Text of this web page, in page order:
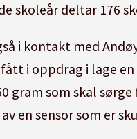
skoleår deltar 176
i kontakt med
i oppdrag i lage
gram som skal
en sensor som er